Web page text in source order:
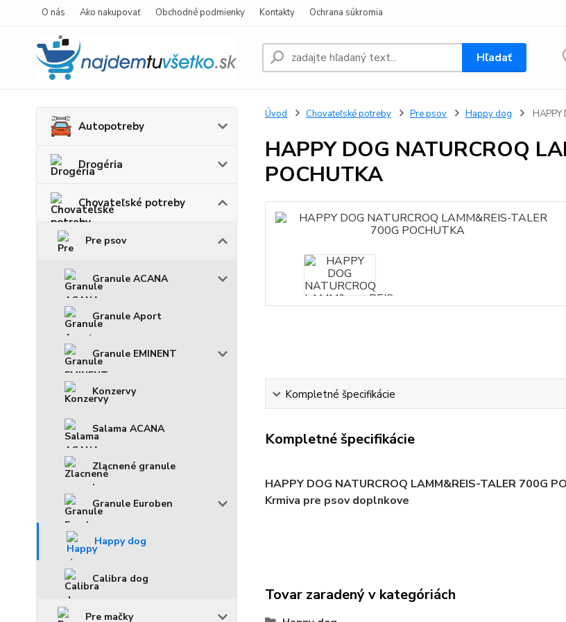
O nás Ako nakupovať Obchodné podmienky Kontakty Ochrana súkromia
Hľadať
Autopotreby
Drogéria
Chovateľské potreby
Pre psov
Granule ACANA
Granule Aport
Granule EMINENT
Konzervy
Salama ACANA
Zlacnené granule
Granule Euroben
Happy dog
Calibra dog
Pre mačky
Úvod Chovateľské potreby Pre psov Happy dog
HAPPY DOG NATURCROQ
POCHUTKA
Kompletné špecifikácie
Kompletné špecifikácie
HAPPY DOG NATURCROQ LAMM&REIS-TALER 700G
Krmiva pre psov doplnkove
Tovar zaradený v kategóriách